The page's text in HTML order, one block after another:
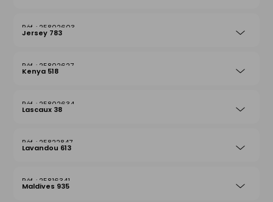
25802603
Jersey 783
25802627
Kenya 518
25802634
Lascaux 38
25822847
Lavandou 613
25816341
Maldives 935